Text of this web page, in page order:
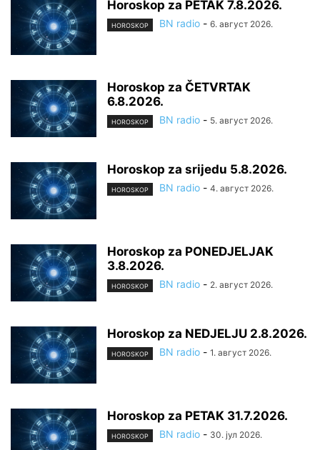
Horoskop za PETAK 7.8.2026.
HOROSKOP BN radio - 6. август 2026.
Horoskop za ČETVRTAK
6.8.2026.
HOROSKOP BN radio - 5. август 2026.
Horoskop za srijedu 5.8.2026.
HOROSKOP BN radio - 4. август 2026.
Horoskop za PONEDJELJAK
3.8.2026.
HOROSKOP BN radio - 2. август 2026.
Horoskop za NEDJELJU 2.8.2026.
HOROSKOP BN radio - 1. август 2026.
Horoskop za PETAK 31.7.2026.
HOROSKOP BN radio - 30. јул 2026.